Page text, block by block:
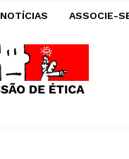
NOTÍCIAS ASSOCIE-